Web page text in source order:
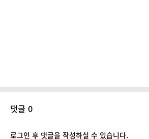
댓글 0
로그인 후 댓글을 작성하실 수 있습니다.